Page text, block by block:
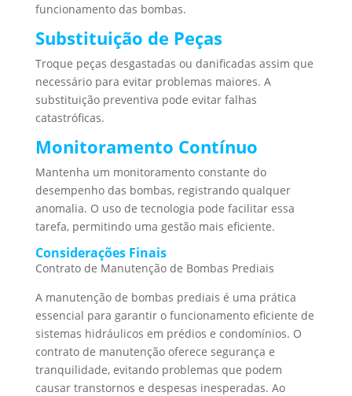
funcionamento das bombas.
Substituição de Peças
Troque peças desgastadas ou danificadas assim que
necessário para evitar problemas maiores. A
substituição preventiva pode evitar falhas
catastróficas.
Monitoramento Contínuo
Mantenha um monitoramento constante do
desempenho das bombas, registrando qualquer
anomalia. O uso de tecnologia pode facilitar essa
tarefa, permitindo uma gestão mais eficiente.
Considerações Finais
Contrato de Manutenção de Bombas Prediais
A manutenção de bombas prediais é uma prática
essencial para garantir o funcionamento eficiente de
sistemas hidráulicos em prédios e condomínios. O
contrato de manutenção oferece segurança e
tranquilidade, evitando problemas que podem
causar transtornos e despesas inesperadas. Ao